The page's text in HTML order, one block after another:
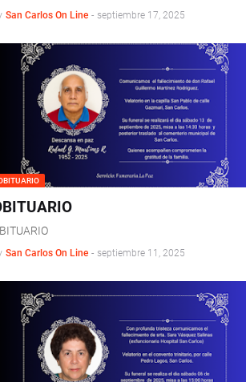
San Carlos On Line - septiembre 17, 2025
San Carlos On Line - septiembre 11, 2025